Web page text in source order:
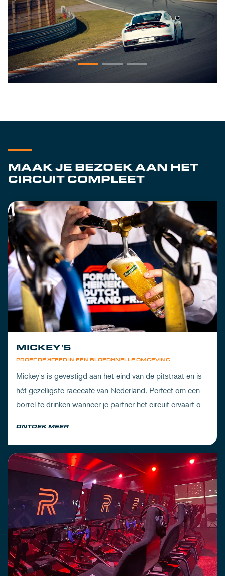
MAAK JE BEZOEK AAN HET
CIRCUIT COMPLEET
PROEF DE SFEER IN EEN BLOEDSNELLE OMGEVING
MICKEY'S
Mickey's is gevestigd aan het eind van de pitstraat en is
hét gezelligste racecafé van Nederland. Perfect om een
borrel te drinken wanneer je partner het circuit ervaart of
ONTDEK MEER